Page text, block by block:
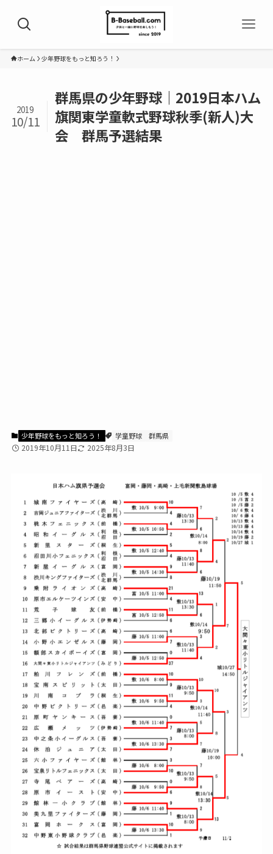
ホーム 少年野球をもっと知ろう！
群馬県の少年野球｜2019日本ハム
旗関東学童軟式野球秋季(新人)大
会 群馬予選結果
2019
10/11
少年野球をもっと知ろう！ 学童野球 群馬県
2019年10月11日 2025年8月3日